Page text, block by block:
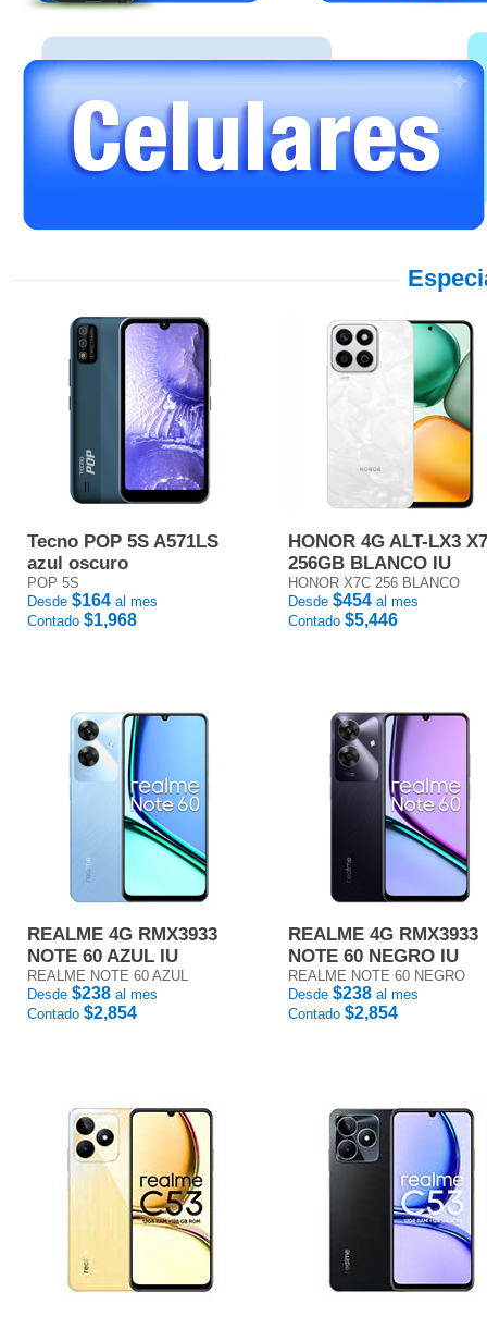
Tecno POP 5S A571LS
azul oscuro
POP 5S
Desde $164 al mes
Contado $1,968
HONOR 4G ALT-LX3
256GB BLANCO IU
HONOR X7C 256 BLANCO
Desde $454 al mes
Contado $5,446
REALME 4G RMX3933
NOTE 60 AZUL IU
REALME NOTE 60 AZUL
Desde $238 al mes
Contado $2,854
REALME 4G RMX3933
NOTE 60 NEGRO IU
REALME NOTE 60 NEGRO
Desde $238 al mes
Contado $2,854